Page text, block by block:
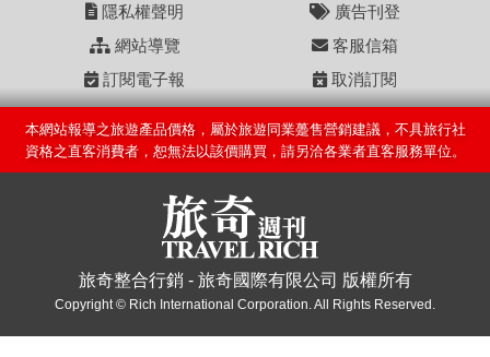
隱私權聲明
廣告刊登
網站導覽
客服信箱
訂閱電子報
取消訂閱
本網站報導之旅遊產品價格，屬於旅遊同業躉售營銷建議，不具旅行社
資格之直客消費者，恕無法以該價購買，請另洽各業者直客服務單位。
旅奇整合行銷 - 旅奇國際有限公司 版權所有
Copyright © Rich International Corporation. All Rights Reserved.